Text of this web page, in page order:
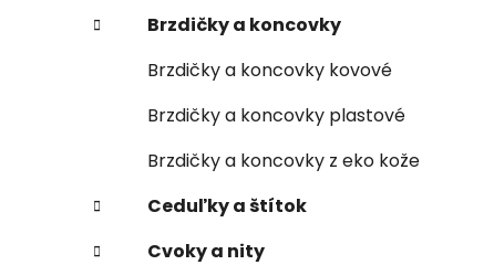
Brzdičky a koncovky
Brzdičky a koncovky kovové
Brzdičky a koncovky plastové
Brzdičky a koncovky z eko kože
Ceduľky a štítok
Cvoky a nity